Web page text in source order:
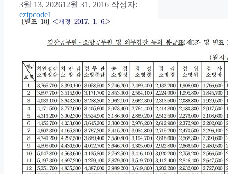
3월 13, 202612월 31, 2016 작성자:
ezipcode1